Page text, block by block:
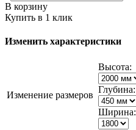
В корзину
Купить в 1 клик
Изменить характеристики
Изменение размеров
Высота:
Глубина:
Ширина: